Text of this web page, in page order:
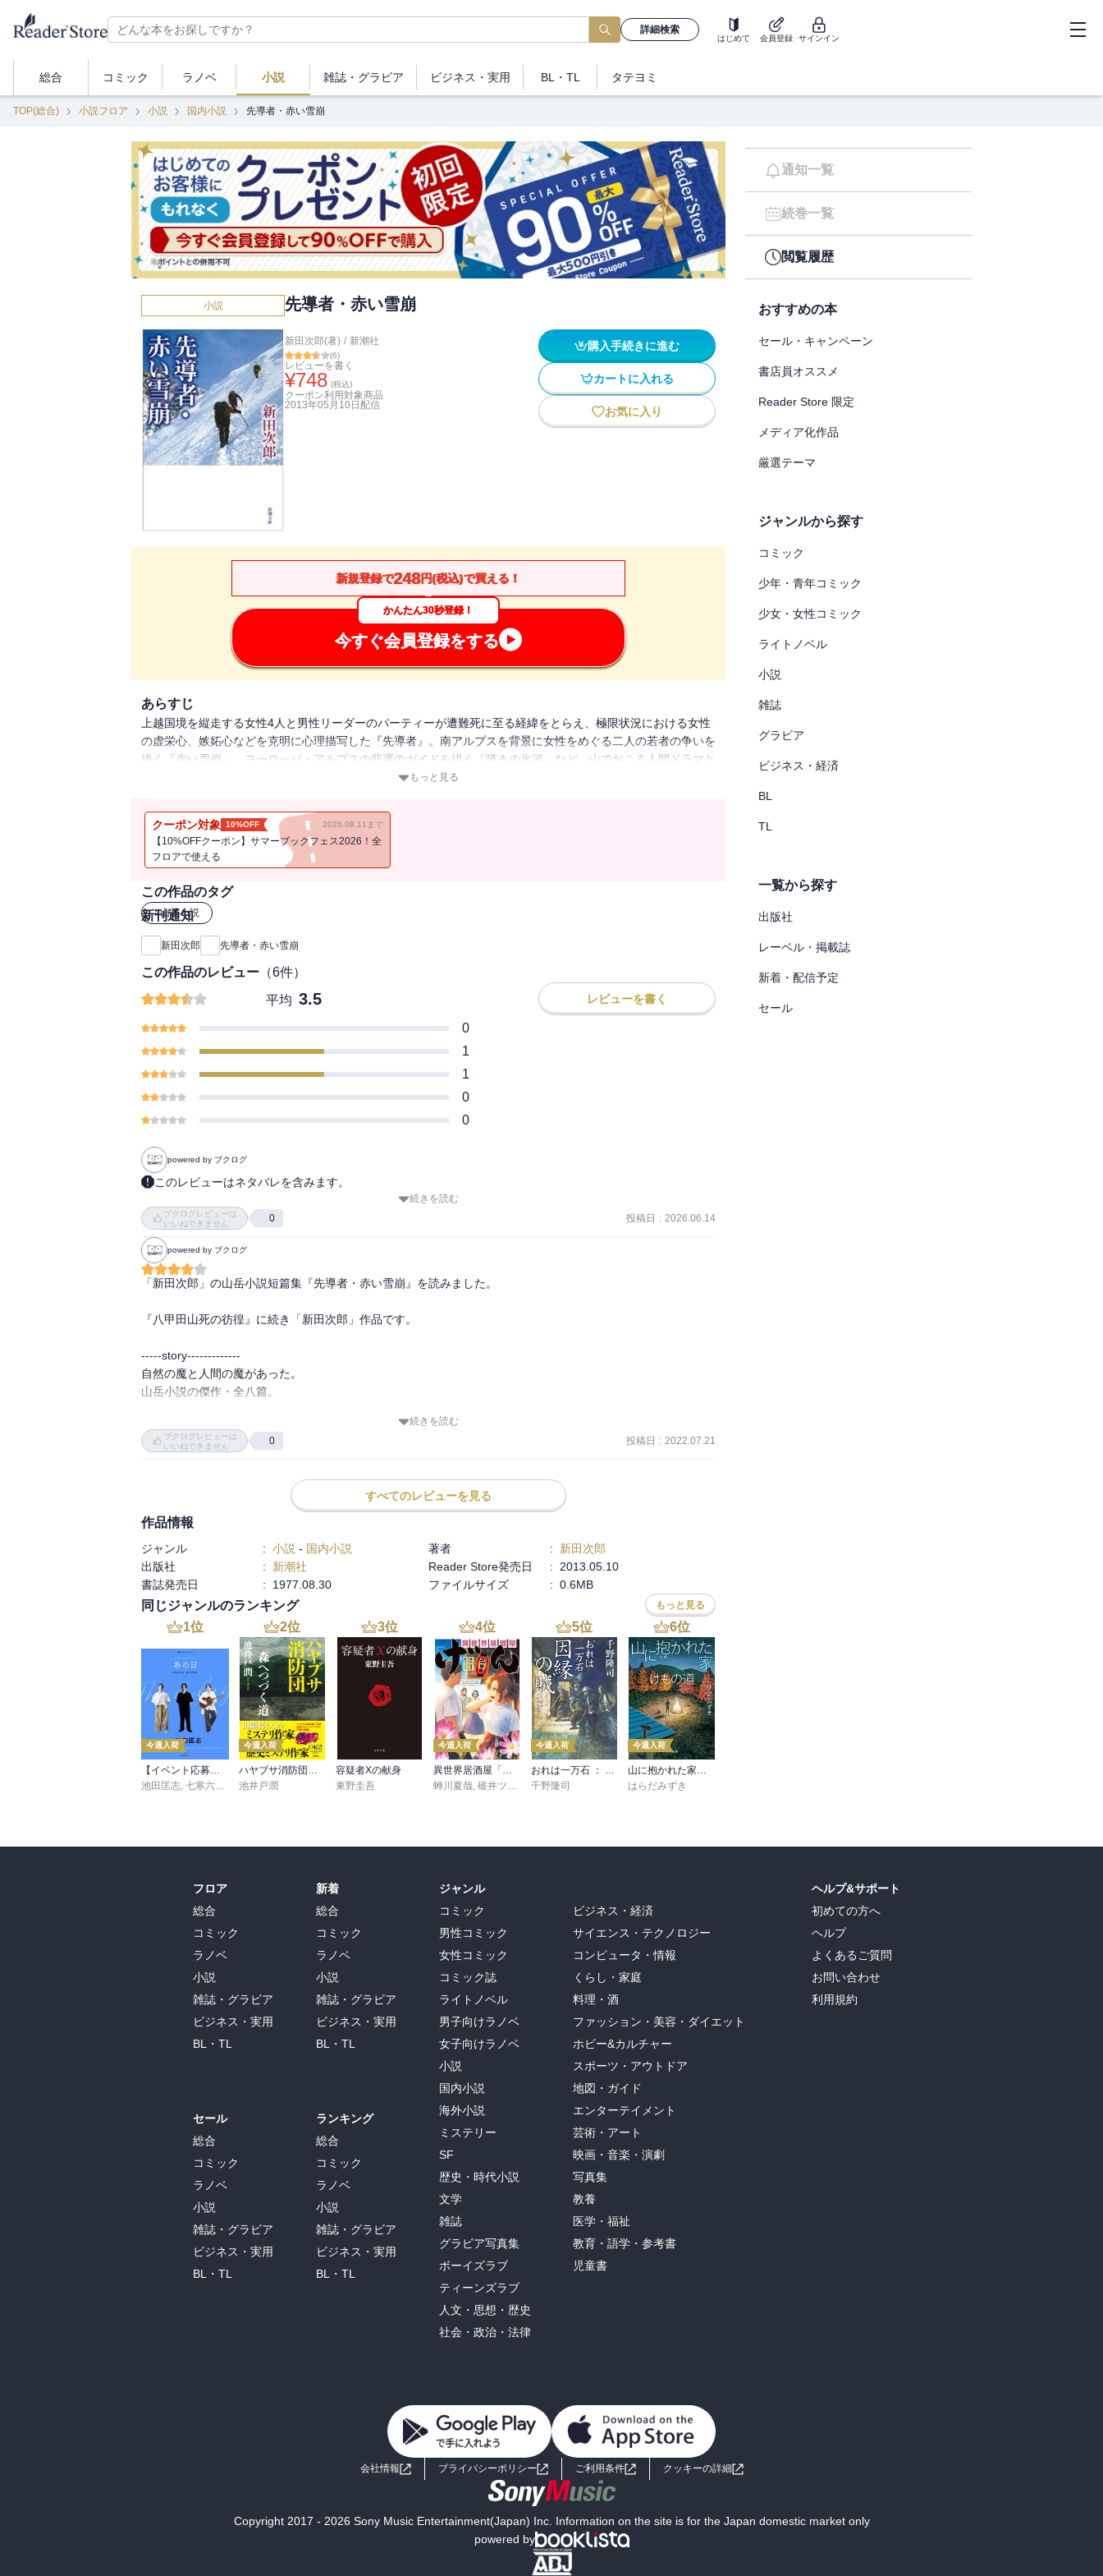
詳細検索
はじめて 会員登録 サインイン
総合 コミック ラノベ 小説 雑誌・ グラビア ビジネス ・実用 BL・TL タテヨミ
TOP(総合) 小説フロア 小説 国内小説 先導者・赤い雪崩
小説 先導者・赤い雪崩
新田次郎(著) / 新潮社
(6)
レビューを書く
¥748 (税込)
クーポン利用対象商品
2013年05月10日 配信
購入手続きに進む
カートに入れる
お気に入り
新規登録で248円(税込)で買える！
かんたん30秒登録！
今すぐ会員登録をする
あらすじ
上越国境を縦走する女性4人と男性リーダーのパーティーが遭難死に至る経緯をとらえ、極限状況における女性
の虚栄心、嫉妬心などを克明に心理描写した『先導者』。南アルプスを背景に女性をめぐる二人の若者の争いを
描く『赤い雪崩』。ヨーロッパ・アルプスの悲運のガイドを描く『嘆きの氷河』など、山でおこる人間ドラマと
自然の厳しさを雄渾な文体で綴る全8編を収録する。もっと見る
クーポン対象 10%OFF 2026.08.11まで
【10%OFFクーポン】サマーブックフェス2026！全
フロアで使える
この作品のタグ
#山岳小説
新刊通知
新田次郎 先導者・赤い雪崩
この作品のレビュー （6件）
平均 3.5 レビューを書く
0
1
1
0
0
powered by ブクログ
このレビューはネタバレを含みます。
（きっかけ）
・好きな作家
・未読作品
・古本屋で200円
（感想）
続きを読む
ブクログレビューは
いいねできません
0 投稿日 : 2026.06.14
powered by ブクログ
「新田次郎」の山岳小説短篇集『先導者・赤い雪崩』を読みました。
『八甲田山死の彷徨』に続き「新田次郎」作品です。
-----story-------------
自然の魔と人間の魔があった。
山岳小説の傑作・全八篇。
上越国境を縦走する女性4人と男性リーダーのパーティーが遭難死に至る経緯をとらえ、極限状況における女性
の虚栄心、嫉妬心などを克明に心理描写した『先導者』。
ヨーロッパ・アルプスの悲運のガイドを描く『嘆きの氷河』など、山でおこる人間ドラマと自然の厳しさを雄渾
な文体で綴る全8編を収録する。
-----------------------
山岳小説ばかりを集めた以下の八篇で構成された作品です。
■先導者
■登りつめた岩壁
■蛾の山
■谷川岳幽の沢
■白い砂地
■赤い雪崩
■まぼろしの雷鳥
■解説　小松伸六
『先導者』は、無責任な友人「宮地」に裏切られ、経験不足の女性4人を連れて上州と越後の国境縦走に挑むこ
自然と対峙するには、知識や装備だけでなく、計画性やリーダーの判断が大切だなぁ…　ということを改めて感
じました。
（『八甲田山死の彷徨』にも通じるテーマですかね）
現代の山ブームにも通じる作品かもしれませんね。
『登りつめた岩壁』は、「松本清張」の黒いシリーズを連想するようなミステリー作品、、、
主人公「中村友治」の暗い（黒い？）過去が徐々に明示され、「中村」に遭難死させられた姉の復讐を計画して
そして、どんでん返しの結末…　でも、スッキリするエンディングでしたね。
『蛾の山』も、「松本清張」の黒いシリーズっぽさを感じさせる作品、、、
教師に犯されその教師を殺害した過去を持つ女性「洋野まみ」が、その後も性的に結ばれた相手を殺してしまう
登山中での事故死（転落死）に見せかけられ、兄を殺された女性「玲子」が、復讐を計画する…　争う女性を赤
と青の蛾に例えて嫌悪感を感じさせるところが巧いですね。
「山ではゆび一本で人を簡単に殺せる場所がいくらでもある」という言葉が印象に残りました。
『嘆きの氷河』は、ヨーロッパアルプスを舞台に30年前に起きた登山ガイド「ゼップ」の墜落事故の謎を巡る
スイス辺境にある魔王の剣に登るためにやってきた日本人と、「ゼップ」墜落事故以来、村八分となっている登
山ガイド「ペーター」は、氷河から「ゼップ」の遺体を探し出し、墜落事故の真相（「ペーター」の潔癖）を証
真実の追及か、今を生きる人の救済か…　悩ましい展開でしたが、善意が感じられ、好感が持てる作品でした
続きを読む
ブクログレビューは
いいねできません
0 投稿日 : 2022.07.21
すべてのレビューを見る
作品情報
ジャンル : 小説 - 国内小説 著者 :
新田次郎
出版社
: 新潮社 Reader Store発売日 :
2013.05.10
書誌発売日
: 1977.08.30 ファイルサイズ : 0.6MB
同じジャンルのランキング もっと見る
1位
今週入荷
【イベント応募シリアルコード付】池田匡志出演・オーディオフォトブック「あの日」SPECIAL EDITION（音声／動画付）
池田匡志, 七寒六温 konoko58,
2位
今週入荷
ハヤブサ消防団 森へつづく道
池井戸潤
3位
容疑者Xの献身
東野圭吾
4位
今週入荷
異世界居酒屋「げん」三杯目
蝉川夏哉, 碓井ツカサ
5位
今週入荷
おれは一万石 ： 38 因縁の賊
千野隆司
6位
今週入荷
山に抱かれた家 けもの道
はらだみずき
通知一覧
続巻一覧
閲覧履歴
おすすめの本
セール・キャンペーン
書店員オススメ
Reader Store 限定
メディア化作品
厳選テーマ
ジャンルから探す
コミック
少年・青年コミック
少女・女性コミック
ライトノベル
小説
雑誌
グラビア
ビジネス・経済
BL
TL
一覧から探す
出版社
レーベル・掲載誌
新着・配信予定
セール
フロア
総合
コミック
ラノベ
小説
雑誌・グラビア
ビジネス・実用
BL・TL
セール
総合
コミック
ラノベ
小説
雑誌・グラビア
ビジネス・実用
BL・TL
新着
総合
コミック
ラノベ
小説
雑誌・グラビア
ビジネス・実用
BL・TL
ランキング
総合
コミック
ラノベ
小説
雑誌・グラビア
ビジネス・実用
BL・TL
ジャンル
コミック
男性コミック
女性コミック
コミック誌
ライトノベル
男子向けラノベ
女子向けラノベ
小説
国内小説
海外小説
ミステリー
SF
歴史・時代小説
文学
雑誌
グラビア写真集
ボーイズラブ
ティーンズラブ
人文・思想・歴史
社会・政治・法律
ビジネス・経済
サイエンス・テクノロジー
コンピュータ・情報
くらし・家庭
料理・酒
ファッション・美容・ダイエット
ホビー&カルチャー
スポーツ・アウトドア
地図・ガイド
エンターテイメント
芸術・アート
映画・音楽・演劇
写真集
教養
医学・福祉
教育・語学・参考書
児童書
ヘルプ&サポート
初めての方へ
ヘルプ
よくあるご質問
お問い合わせ
利用規約
会社情報 プライバシーポリシー ご利用条件 クッキーの詳細
Copyright 2017 - 2026 Sony Music Entertainment(Japan) Inc. Information on the site is for the Japan domestic market only
powered by